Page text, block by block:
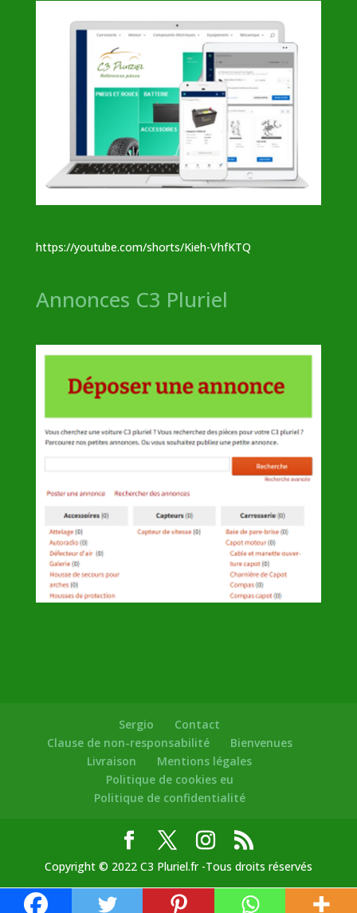
https://youtube.com/shorts/Kieh-VhfKTQ
Annonces C3 Pluriel
Sergio
Contact
Clause de non-responsabilité
Bienvenues
Livraison
Mentions légales
Politique de cookies eu
Politique de confidentialité
Copyright © 2022 C3 Pluriel.fr -Tous droits réservés